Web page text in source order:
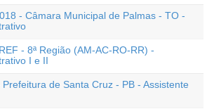
- Câmara Municipal de Palmas - TO -
- 8ª Região (AM-AC-RO-RR) -
I e II
de Santa Cruz - PB - Assistente